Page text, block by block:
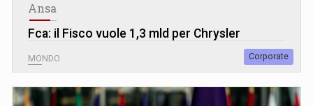
Ansa
Fca: il Fisco vuole 1,3 mld per Chrysler
MONDO Corporate